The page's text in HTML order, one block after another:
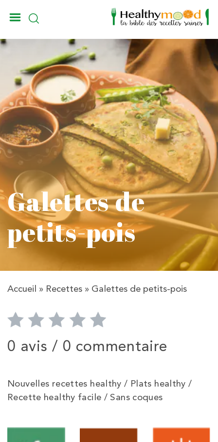
Galettes de
petits-pois
Accueil » Recettes » Galettes de petits-pois
0 avis / 0 commentaire
Nouvelles recettes healthy / Plats healthy /
Recette healthy facile / Sans coques